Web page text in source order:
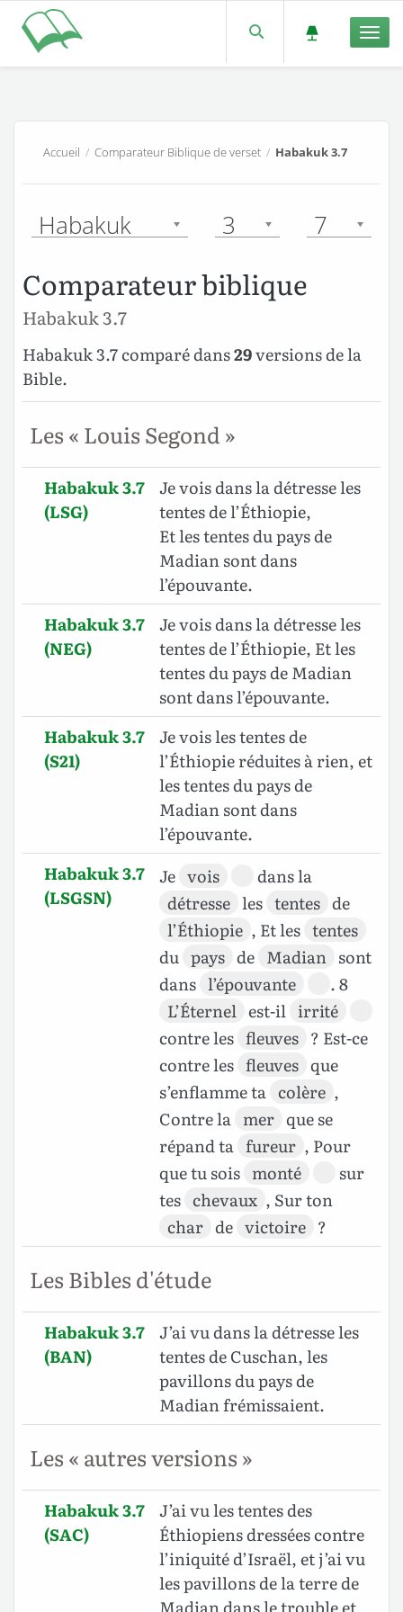
Accueil /Comparateur Biblique de verset / Habakuk 3.7
Habakuk 3 7
Comparateur biblique
Habakuk 3.7
Habakuk 3.7 comparé dans29versions de la
Bible.
Les « Louis Segond »
Habakuk 3.7
(LSG)
Je vois dans la détresse les
tentes de l’Éthiopie,
Et les tentes du pays de
Madian sont dans
l’épouvante.
Habakuk 3.7
(NEG)
Je vois dans la détresse les
tentes de l’Éthiopie, Et les
tentes du pays de Madian
sont dans l’épouvante.
Habakuk 3.7
(S21)
Je vois les tentes de
l’Éthiopie réduites à rien, et
les tentes du pays de
Madian sont dans
l’épouvante.
Habakuk 3.7
(LSGSN)
Je vois
dans la
détresse les tentes de
l’Éthiopie , Et les tentes
du pays de Madian sont
dans l’épouvante
. 8
L’Éternel est-il irrité
contre les fleuves ? Est-ce
contre les fleuves que
s’enflamme ta colère ,
Contre la mer que se
répand ta fureur , Pour
que tu sois monté
sur
tes chevaux , Sur ton
char de victoire ?
Les Bibles d'étude
Habakuk 3.7
(BAN)
J’ai vu dans la détresse les
tentes de Cuschan, les
pavillons du pays de
Madian frémissaient.
Les « autres versions »
Habakuk 3.7
(SAC)
J’ai vu les tentes des
Éthiopiens dressées contre
l’iniquité d’Israël, et j’ai vu
les pavillons de la terre de
Madian dans le trouble et